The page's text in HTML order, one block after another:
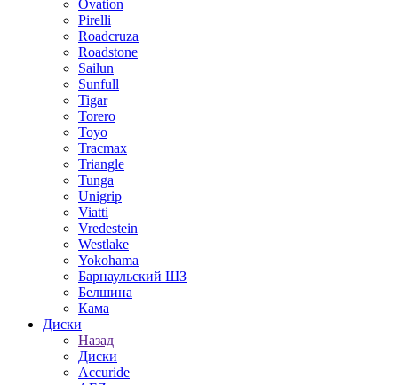
Ovation
Pirelli
Roadcruza
Roadstone
Sailun
Sunfull
Tigar
Torero
Toyo
Tracmax
Triangle
Tunga
Unigrip
Viatti
Vredestein
Westlake
Yokohama
Барнаульский ШЗ
Белшина
Кама
Диски
Назад
Диски
Accuride